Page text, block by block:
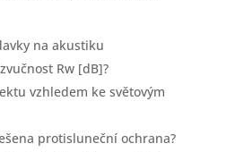
na akustiku
Rw [dB]?
vzhledem ke světovým
protisluneční ochrana?